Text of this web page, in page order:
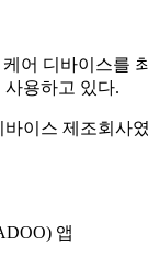
어 디바이스
용하고 있다.
이스 제조회사
앱